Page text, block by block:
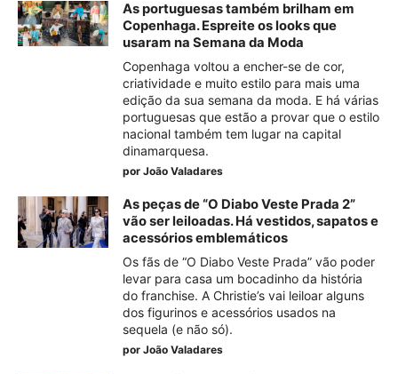
As portuguesas também brilham em
Copenhaga. Espreite os looks que
usaram na Semana da Moda
Copenhaga voltou a encher-se de cor,
criatividade e muito estilo para mais uma
edição da sua semana da moda. E há várias
portuguesas que estão a provar que o estilo
nacional também tem lugar na capital
dinamarquesa.
por João Valadares
As peças de “O Diabo Veste Prada 2”
vão ser leiloadas. Há vestidos, sapatos e
acessórios emblemáticos
Os fãs de “O Diabo Veste Prada” vão poder
levar para casa um bocadinho da história
do franchise. A Christie’s vai leiloar alguns
dos figurinos e acessórios usados na
sequela (e não só).
por João Valadares